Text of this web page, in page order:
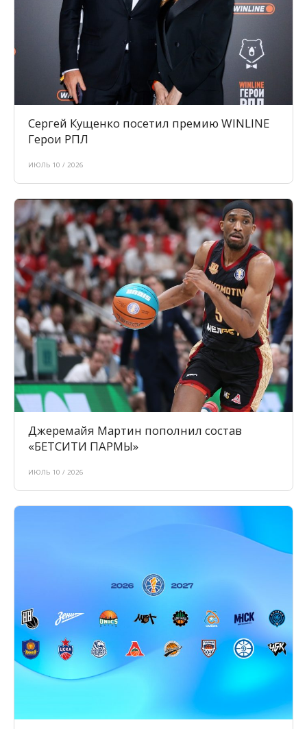
Сергей Кущенко посетил премию WINLINE
Герои РПЛ
ИЮЛЬ 10 / 2026
Джеремайя Мартин пополнил состав
«БЕТСИТИ ПАРМЫ»
ИЮЛЬ 10 / 2026